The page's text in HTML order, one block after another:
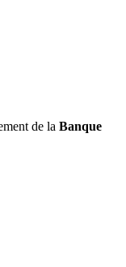
de la Banque